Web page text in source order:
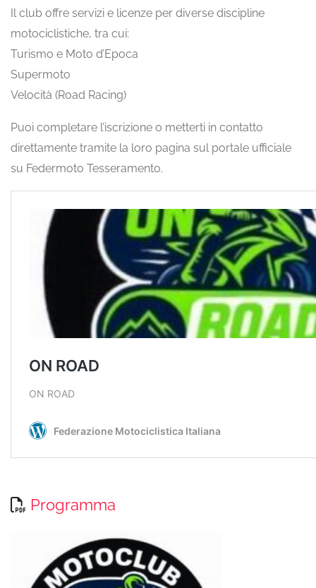
Il club offre servizi e licenze per diverse discipline
motociclistiche, tra cui:
Turismo e Moto d’Epoca
Supermoto
Velocità (Road Racing)
Puoi completare l’iscrizione o metterti in contatto
direttamente tramite la loro pagina sul portale ufficiale
su Federmoto Tesseramento.
Programma